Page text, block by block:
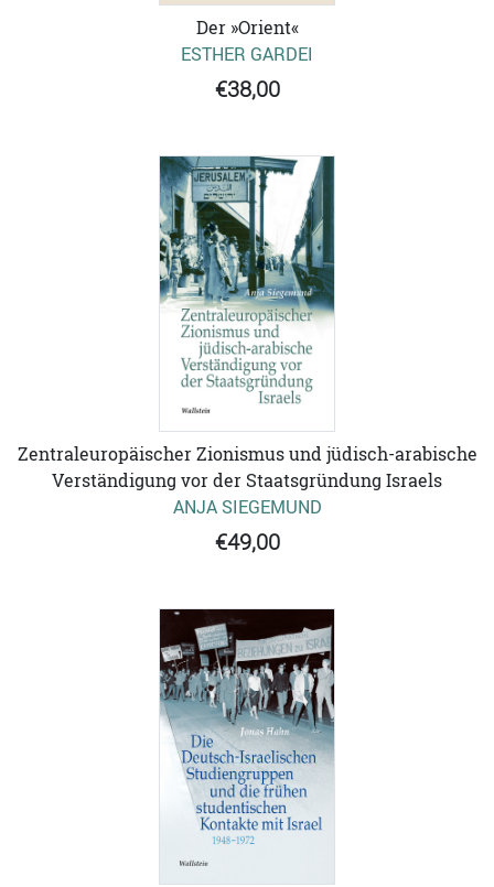
Der »Orient«
ESTHER GARDEI
€38,00
Zentraleuropäischer Zionismus und jüdisch-arabische
Verständigung vor der Staatsgründung Israels
ANJA SIEGEMUND
€49,00